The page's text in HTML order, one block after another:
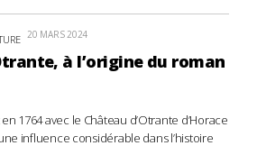
20 MARS 2024
à l’origine du roman
1764 avec le Château d’Otrante d’Horace
influence considérable dans l’histoire